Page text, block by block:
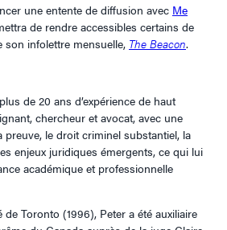
une entente de diffusion avec Me
de rendre accessibles certains de
son infolettre mensuelle, The Beacon.
de 20 ans d’expérience de haut
chercheur et avocat, avec une
preuve, le droit criminel substantiel, la
enjeux juridiques émergents, ce qui lui
académique et professionnelle
de Toronto (1996), Peter a été auxiliaire